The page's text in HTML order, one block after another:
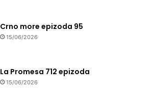
Crno more epizoda 95
15/06/2026
La Promesa 712 epizoda
15/06/2026